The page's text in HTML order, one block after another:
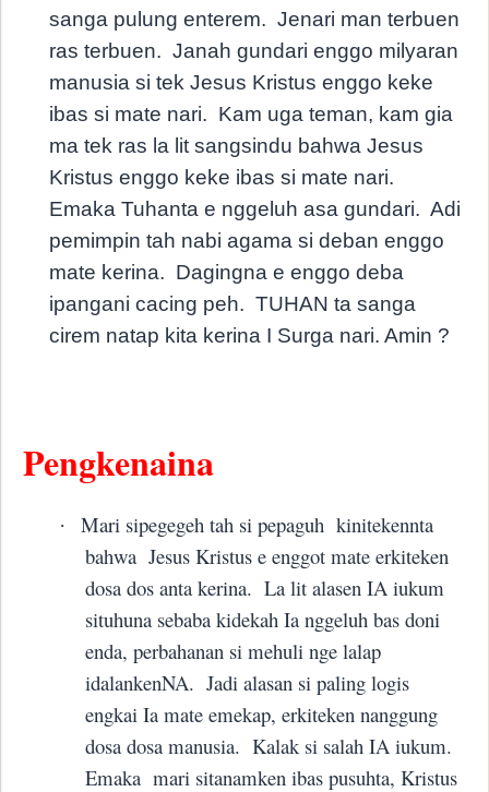
sanga pulung enterem. Jenari man terbuen
ras terbuen. Janah gundari enggo milyaran
manusia si tek Jesus Kristus enggo keke
ibas si mate nari. Kam uga teman, kam gia
ma tek ras la lit sangsindu bahwa Jesus
Kristus enggo keke ibas si mate nari.
Emaka Tuhanta e nggeluh asa gundari. Adi
pemimpin tah nabi agama si deban enggo
mate kerina. Dagingna e enggo deba
ipangani cacing peh. TUHAN ta sanga
cirem natap kita kerina I Surga nari. Amin ?
Pengkenaina
· Mari sipegegeh tah si pepaguh kinitekennta
bahwa Jesus Kristus e enggot mate erkiteken
dosa dos anta kerina. La lit alasen IA iukum
situhuna sebaba kidekah Ia nggeluh bas doni
enda, perbahanan si mehuli nge lalap
idalankenNA. Jadi alasan si paling logis
engkai Ia mate emekap, erkiteken nanggung
dosa dosa manusia. Kalak si salah IA iukum.
Emaka mari sitanamken ibas pusuhta, Kristus